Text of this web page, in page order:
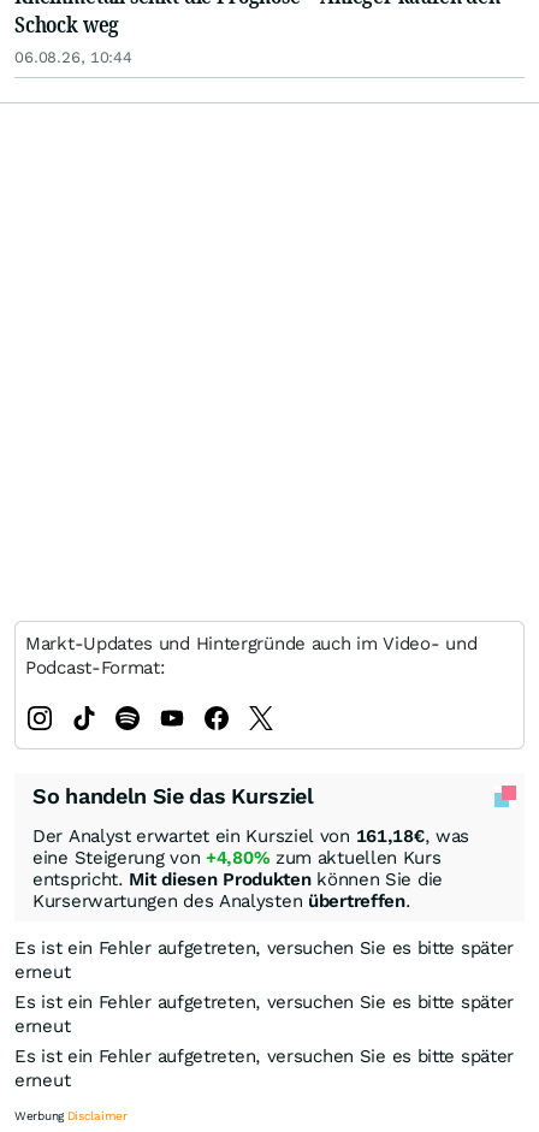
Schock weg
06.08.26, 10:44
Markt-Updates und Hintergründe auch im Video- und
Podcast-Format:
So handeln Sie das Kursziel
Der Analyst erwartet ein Kursziel von 161,18€, was
eine Steigerung von +4,80% zum aktuellen Kurs
entspricht. Mit diesen Produktenkönnen Sie die
Kurserwartungen des Analysten übertreffen.
Es ist ein Fehler aufgetreten, versuchen Sie es bitte später
erneut
Es ist ein Fehler aufgetreten, versuchen Sie es bitte später
erneut
Es ist ein Fehler aufgetreten, versuchen Sie es bitte später
erneut
Werbung Disclaimer